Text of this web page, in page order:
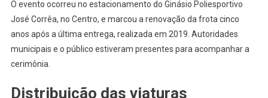
O evento ocorreu no estacionamento do Ginásio Poliesportivo
José Corrêa, no Centro, e marcou a renovação da frota cinco
anos após a última entrega, realizada em 2019. Autoridades
municipais e o público estiveram presentes para acompanhar a
cerimônia.
Distribuição das viaturas